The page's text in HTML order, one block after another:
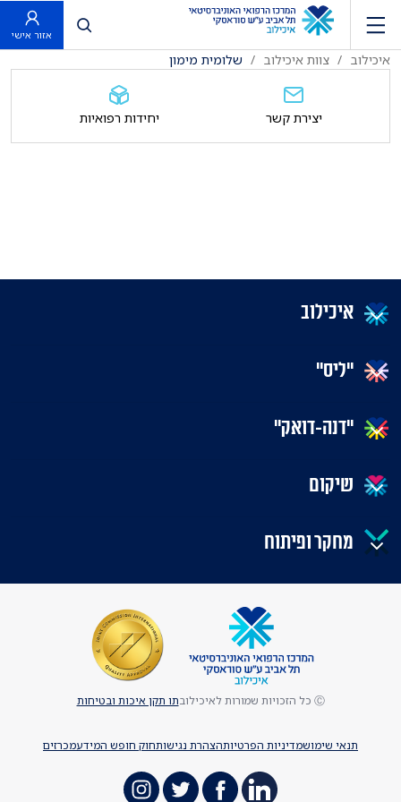
פתח חיפוש
אזור אישי
איכילוב צוות איכילוב שלומית מימון
יצירת קשר יחידות רפואיות
איכילוב
"ליס"
"דנה-דואק"
שיקום
מחקר ופיתוח
תנאי שימושמדיניות הפרטיותהצהרת נגישותחוק חופש המידעמכרזים
Ⓒ כל הזכויות שמורות לאיכילוב תו תקן איכות ובטיחות